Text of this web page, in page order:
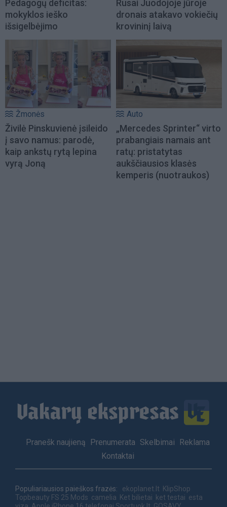
Pedagogų deficitas:
mokyklos ieško
išsigelbėjimo
Rusai Juodojoje jūroje
dronais atakavo vokiečių
krovininį laivą
Žmonės
Živilė Pinskuvienė įsileido
į savo namus: parodė,
kaip ankstų rytą lepina
vyrą Joną
Auto
„Mercedes Sprinter“ virto
prabangiais namais ant
ratų: pristatytas
aukščiausios klasės
kemperis (nuotraukos)
Footer
Pranešk naujieną Prenumerata Skelbimai
Reklama
Kontaktai
Populiariausios paieškos frazės: ekoplanet.lt KlipShop
Topbeauty FS 25 Mods camelia Ket bilietai ket testai esta